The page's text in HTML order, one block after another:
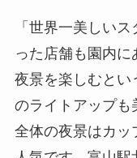
「世界一美しい
った店舗も園内
夜景を楽しむとい
のライトアップも
全体の夜景はカッ